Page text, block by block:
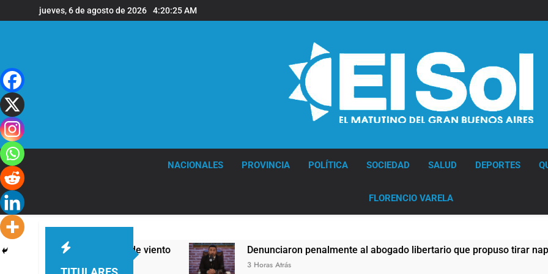
al
jueves, 6 de agosto de 2026 4:20:26 AM
NACIONALES PROVINCIA POLÍTICA SOCIEDAD SALUD DEPORTES
FLORENCIO VARELA
y fuertes ráfagas de viento Denunciaron penalmente al abogado libertario que propuso tirar napalm
3 Horas Atrás